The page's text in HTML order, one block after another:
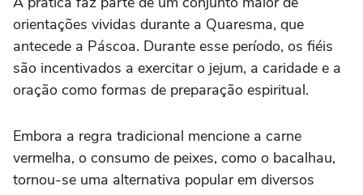
orientações vividas durante a Quaresma, que
antecede a Páscoa. Durante esse período, os fiéis
são incentivados a exercitar o jejum, a caridade e a
oração como formas de preparação espiritual.
Embora a regra tradicional mencione a carne
vermelha, o consumo de peixes, como o bacalhau,
tornou-se uma alternativa popular em diversos